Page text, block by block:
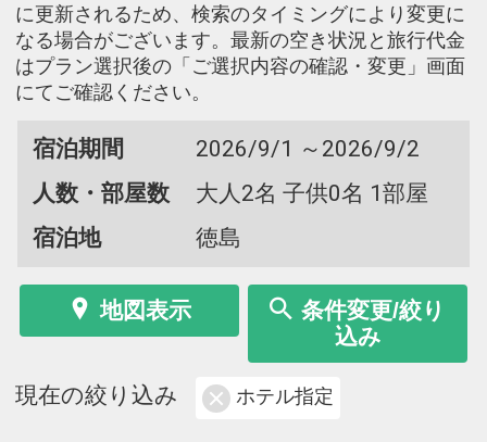
に更新されるため、検索のタイミングにより変更に
なる場合がございます。最新の空き状況と旅行代金
はプラン選択後の「ご選択内容の確認・変更」画面
にてご確認ください。
宿泊期間
2026/9/1 ～2026/9/2
人数・部屋数
大人2名 子供0名 1部屋
宿泊地
徳島
地図表示
条件変更/絞り
込み
現在の絞り込み ホテル指定